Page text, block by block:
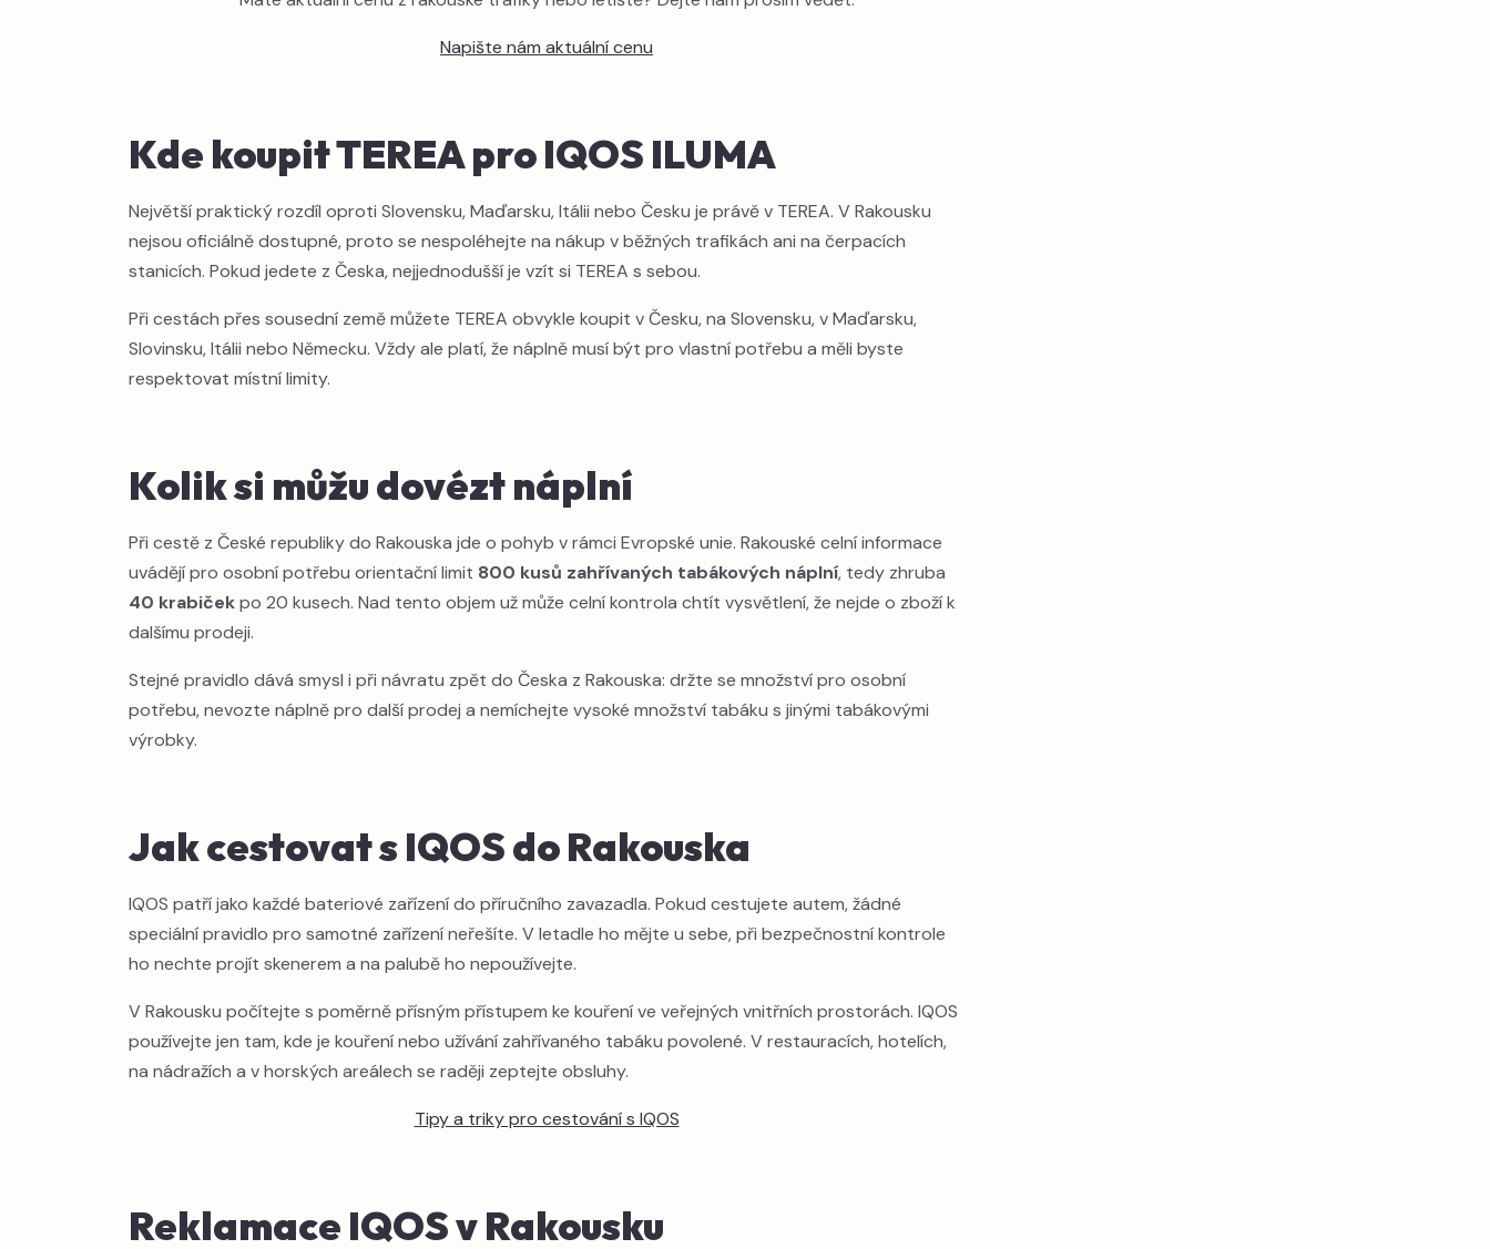
Napište nám aktuální cenu
Kde koupit TEREA pro IQOS ILUMA
Největší praktický rozdíl oproti Slovensku, Maďarsku, Itálii nebo Česku je právě v TEREA. V Rakousku
nejsou oficiálně dostupné, proto se nespoléhejte na nákup v běžných trafikách ani na čerpacích
stanicích. Pokud jedete z Česka, nejjednodušší je vzít si TEREA s sebou.
Při cestách přes sousední země můžete TEREA obvykle koupit v Česku, na Slovensku, v Maďarsku,
Slovinsku, Itálii nebo Německu. Vždy ale platí, že náplně musí být pro vlastní potřebu a měli byste
respektovat místní limity.
Kolik si můžu dovézt náplní
Při cestě z České republiky do Rakouska jde o pohyb v rámci Evropské unie. Rakouské celní informace
uvádějí pro osobní potřebu orientační limit 800 kusů zahřívaných tabákových náplní, tedy zhruba
40 krabičekpo 20 kusech. Nad tento objem už může celní kontrola chtít vysvětlení, že nejde o zboží k
dalšímu prodeji.
Stejné pravidlo dává smysl i při návratu zpět do Česka z Rakouska: držte se množství pro osobní
potřebu, nevozte náplně pro další prodej a nemíchejte vysoké množství tabáku s jinými tabákovými
výrobky.
Jak cestovat s IQOS do Rakouska
IQOS patří jako každé bateriové zařízení do příručního zavazadla. Pokud cestujete autem, žádné
speciální pravidlo pro samotné zařízení neřešíte. V letadle ho mějte u sebe, při bezpečnostní kontrole
ho nechte projít skenerem a na palubě ho nepoužívejte.
V Rakousku počítejte s poměrně přísným přístupem ke kouření ve veřejných vnitřních prostorách. IQOS
používejte jen tam, kde je kouření nebo užívání zahřívaného tabáku povolené. V restauracích, hotelích,
na nádražích a v horských areálech se raději zeptejte obsluhy.
Tipy a triky pro cestování s IQOS
Reklamace IQOS v Rakousku